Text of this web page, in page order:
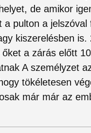
de amikor
a pulton a
kiszerelésben
a zárás előtt
A személyzet
tökéletesen
már már az